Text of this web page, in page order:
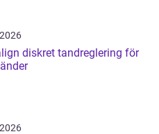
för